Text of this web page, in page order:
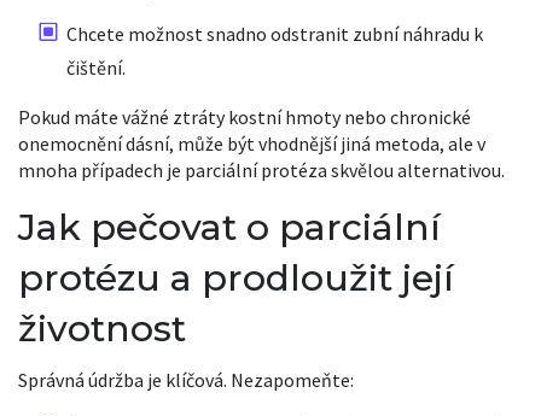
Chcete možnost snadno odstranit zubní náhradu k
čištění.
Pokud máte vážné ztráty kostní hmoty nebo chronické
onemocnění dásní, může být vhodnější jiná metoda, ale v
mnoha případech je parciální protéza skvělou alternativou.
Jak pečovat o parciální
protézu a prodloužit její
životnost
Správná údržba je klíčová. Nezapomeňte: